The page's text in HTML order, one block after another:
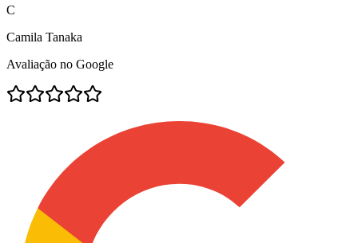
C
Camila Tanaka
Avaliação no Google